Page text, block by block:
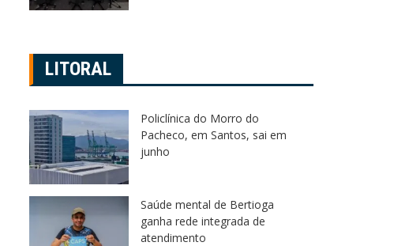
LITORAL
Policlínica do Morro do
Pacheco, em Santos, sai em
junho
Saúde mental de Bertioga
ganha rede integrada de
atendimento